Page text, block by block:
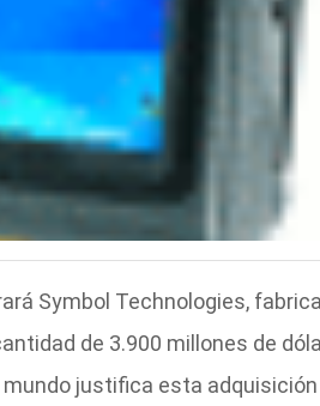
Symbol Technologies,
de 3.900 millones de
justifica esta adquisición